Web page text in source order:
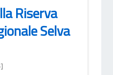
Riserva
Selva